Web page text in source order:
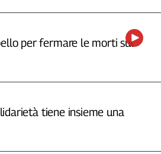
per fermare le morti sul
tiene insieme una